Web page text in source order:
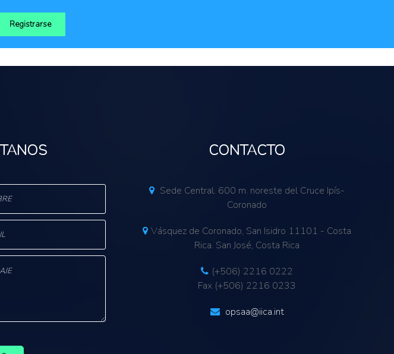
Registrarse
CONTACTO
Sede Central. 600 m. noreste del Cruce Ipís-
Coronado
Vásquez de Coronado, San Isidro 11101 - Costa
Rica. San José, Costa Rica
(+506) 2216 0222
Fax (+506) 2216 0233
opsaa@iica.int